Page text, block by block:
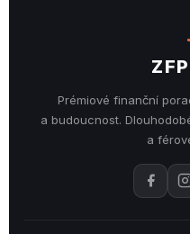
Prémiové finanční
a budoucnost.
a